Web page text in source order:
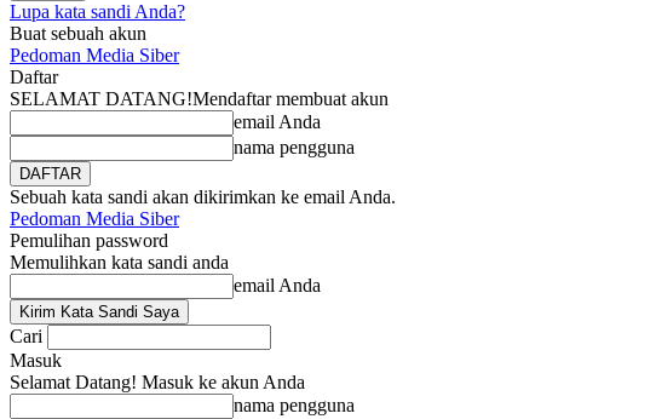
Lupa kata sandi Anda?
Buat sebuah akun
Pedoman Media Siber
Daftar
SELAMAT DATANG!Mendaftar membuat akun
email Anda
nama pengguna
Sebuah kata sandi akan dikirimkan ke email Anda.
Pedoman Media Siber
Pemulihan password
Memulihkan kata sandi anda
email Anda
Cari
Masuk
Selamat Datang! Masuk ke akun Anda
nama pengguna